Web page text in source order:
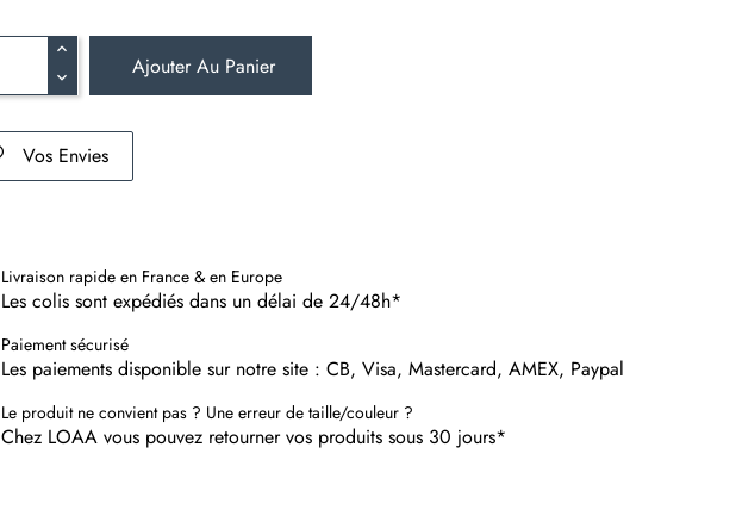
Ajouter Au Panier
Vos Envies
Livraison rapide en France & en Europe
Les colis sont expédiés dans un délai de 24/48h*
Paiement sécurisé
Les paiements disponible sur notre site : CB, Visa, Mastercard, AMEX, Paypal
Le produit ne convient pas ? Une erreur de taille/couleur ?
Chez LOAA vous pouvez retourner vos produits sous 30 jours*